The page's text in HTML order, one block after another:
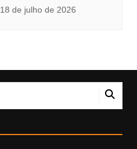
18 de julho de 2026